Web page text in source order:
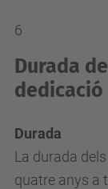
6
Durada
dedicació
Durada
La durada
quatre anys a